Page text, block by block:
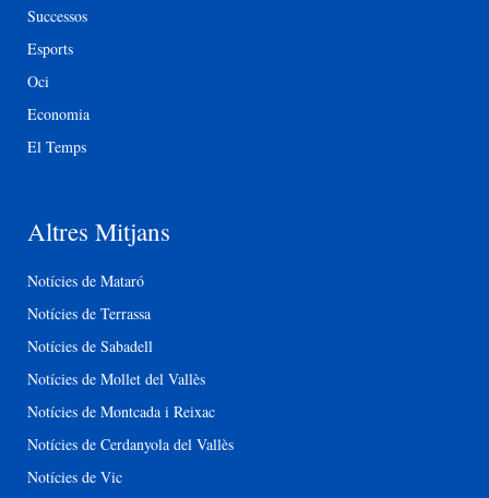
Successos
Esports
Oci
Economia
El Temps
Altres Mitjans
Notícies de Mataró
Notícies de Terrassa
Notícies de Sabadell
Notícies de Mollet del Vallès
Notícies de Montcada i Reixac
Notícies de Cerdanyola del Vallès
Notícies de Vic